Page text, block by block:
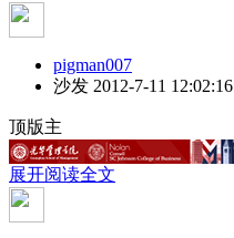
pigman007
沙发 2012-7-11 12:02:16
顶版主
展开阅读全文